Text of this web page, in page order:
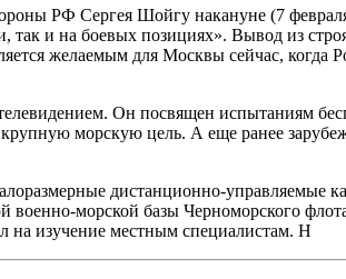
РФ Сергея Шойгу накануне (7
так и на боевых позициях». Вывод из
желаемым для Москвы сейчас, когда
Он посвящен испытаниям
морскую цель. А еще ранее
дистанционно-управляемые
морской базы Черноморского
на изучение местным специалистам. H